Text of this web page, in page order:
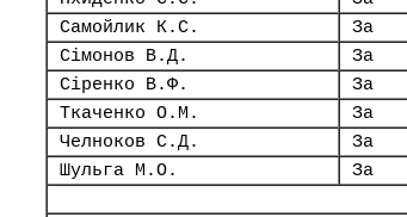
Самойлик К.С.
За
Сімонов В.Д.
За
Сіренко В.Ф.
За
Ткаченко О.М.
За
Челноков С.Д.
За
Шульга М.О.
За